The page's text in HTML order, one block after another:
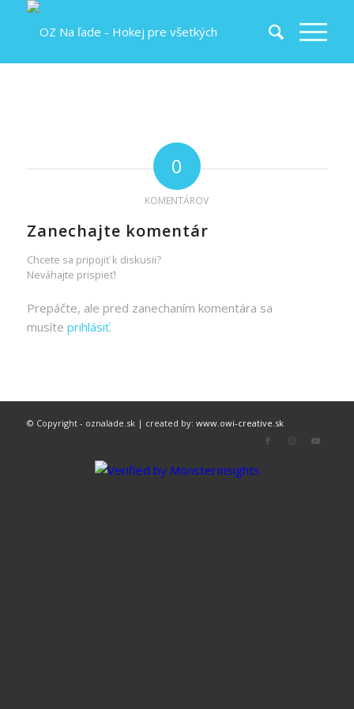
0
KOMENTÁROV
Zanechajte komentár
Chcete sa pripojiť k diskusii?
Neváhajte prispieť!
Prepáčte, ale pred zanechaním komentára sa
musíte prihlásiť.
© Copyright - oznalade.sk | created by: www.owi-creative.sk